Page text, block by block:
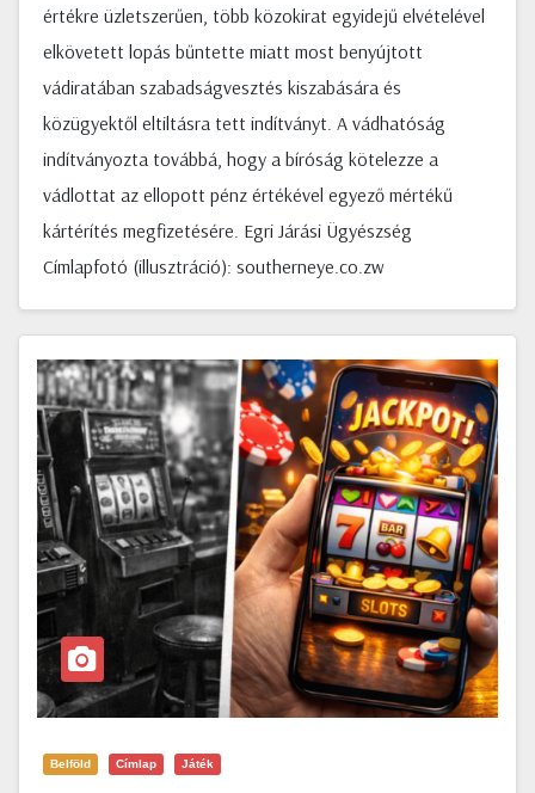
értékre üzletszerűen, több közokirat egyidejű elvételével
elkövetett lopás bűntette miatt most benyújtott
vádiratában szabadságvesztés kiszabására és
közügyektől eltiltásra tett indítványt. A vádhatóság
indítványozta továbbá, hogy a bíróság kötelezze a
vádlottat az ellopott pénz értékével egyező mértékű
kártérítés megfizetésére. Egri Járási Ügyészség
Címlapfotó (illusztráció): southerneye.co.zw
Belföld Címlap Játék